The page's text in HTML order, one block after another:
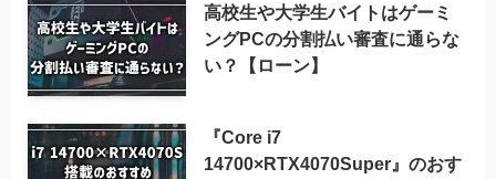
高校生や大学生バイトはゲーミ
ングPCの分割払い審査に通らな
い？【ローン】
『Core i7
14700×RTX4070Super』のおす